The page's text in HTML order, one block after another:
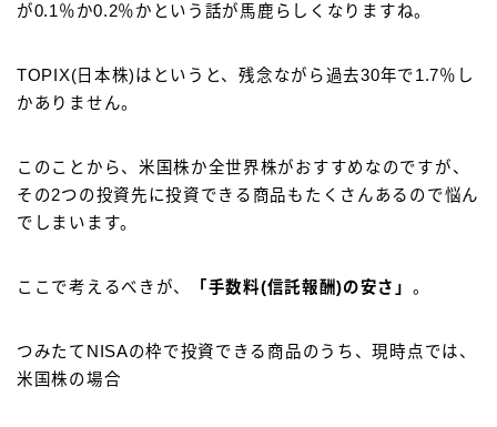
が0.1％か0.2％かという話が馬鹿らしくなりますね。
TOPIX(日本株)はというと、残念ながら過去30年で1.7％し
かありません。
このことから、米国株か全世界株がおすすめなのですが、
その2つの投資先に投資できる商品もたくさんあるので悩ん
でしまいます。
ここで考えるべきが、 「手数料(信託報酬)の安さ」 。
つみたてNISAの枠で投資できる商品のうち、現時点では、
米国株の場合